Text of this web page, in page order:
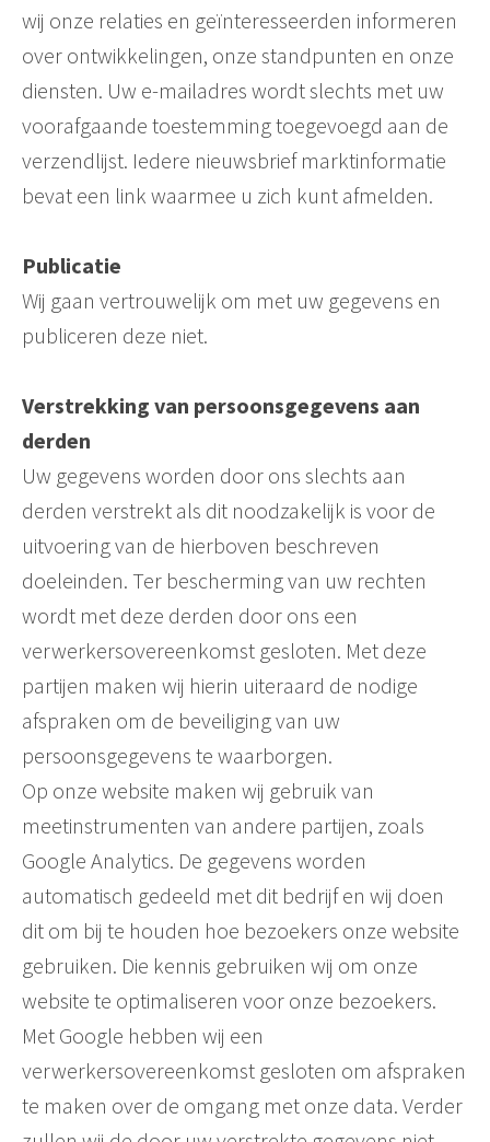
wij onze relaties en geïnteresseerden informeren
over ontwikkelingen, onze standpunten en onze
diensten. Uw e-mailadres wordt slechts met uw
voorafgaande toestemming toegevoegd aan de
verzendlijst. Iedere nieuwsbrief marktinformatie
bevat een link waarmee u zich kunt afmelden.
Publicatie
Wij gaan vertrouwelijk om met uw gegevens en
publiceren deze niet.
Verstrekking van persoonsgegevens aan
derden
Uw gegevens worden door ons slechts aan
derden verstrekt als dit noodzakelijk is voor de
uitvoering van de hierboven beschreven
doeleinden. Ter bescherming van uw rechten
wordt met deze derden door ons een
verwerkersovereenkomst gesloten. Met deze
partijen maken wij hierin uiteraard de nodige
afspraken om de beveiliging van uw
persoonsgegevens te waarborgen.
Op onze website maken wij gebruik van
meetinstrumenten van andere partijen, zoals
Google Analytics. De gegevens worden
automatisch gedeeld met dit bedrijf en wij doen
dit om bij te houden hoe bezoekers onze website
gebruiken. Die kennis gebruiken wij om onze
website te optimaliseren voor onze bezoekers.
Met Google hebben wij een
verwerkersovereenkomst gesloten om afspraken
te maken over de omgang met onze data. Verder